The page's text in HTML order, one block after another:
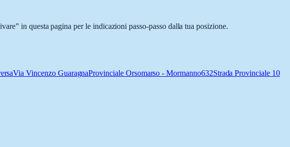
in questa pagina per le indicazioni passo-passo dalla tua posizione.
Via Vincenzo GuaragnaProvinciale Orsomarso - Mormanno632Strada Provinciale 10